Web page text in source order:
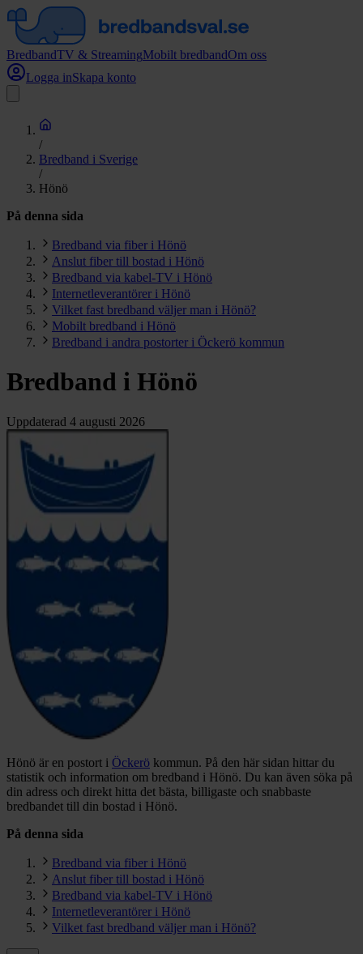
BredbandTV & StreamingMobilt bredbandOm oss
Logga inSkapa konto
/
Bredband i Sverige
/
Hönö
På denna sida
Bredband via fiber i Hönö
Anslut fiber till bostad i Hönö
Bredband via kabel-TV i Hönö
Internetleverantörer i Hönö
Vilket fast bredband väljer man i Hönö?
Mobilt bredband i Hönö
Bredband i andra postorter i Öckerö kommun
Bredband i Hönö
Uppdaterad 4 augusti 2026
Hönö är en postort i Öckerö kommun. På den här sidan hittar du
statistik och information om bredband i Hönö. Du kan även söka på
din adress och direkt hitta det bästa, billigaste och snabbaste
bredbandet till din bostad i Hönö.
På denna sida
Bredband via fiber i Hönö
Anslut fiber till bostad i Hönö
Bredband via kabel-TV i Hönö
Internetleverantörer i Hönö
Vilket fast bredband väljer man i Hönö?